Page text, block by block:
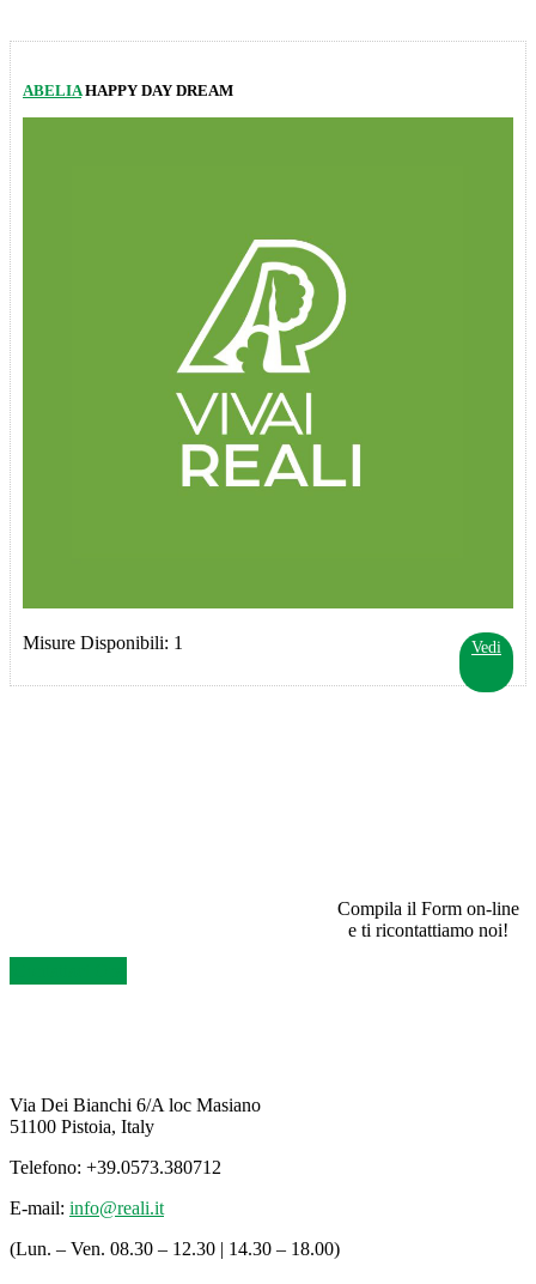
ABELIAHAPPY DAY DREAM
Vedi
Misure Disponibili: 1
Compila il Form on-line
e ti ricontattiamo noi!
Via Dei Bianchi 6/A loc Masiano
51100 Pistoia, Italy
Telefono: +39.0573.380712
E-mail: info@reali.it
(Lun. – Ven. 08.30 – 12.30 | 14.30 – 18.00)